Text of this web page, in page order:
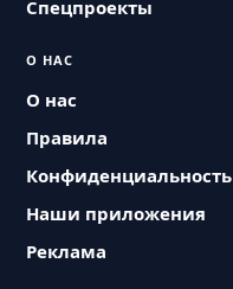
Спецпроекты
О НАС
О нас
Правила
Конфиденциальность
Наши приложения
Реклама